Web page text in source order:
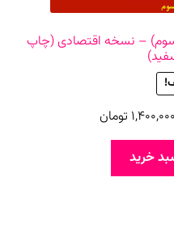
جلد ۱ (ویراست سوم) – نسخه اقتصادی (چاپ
قیمت
1,490,000 تومان
1,400,000 تومانقیمت
خرید